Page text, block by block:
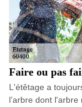
Faire ou pas
L'étêtage a
l’arbre dont